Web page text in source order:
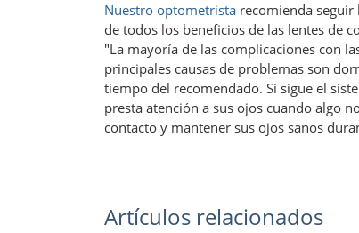
Nuestro optometrista recomienda
de todos los beneficios de las lentes de
"La mayoría de las complicaciones con
principales causas de problemas son
tiempo del recomendado. Si sigue el
presta atención a sus ojos cuando algo
contacto y mantener sus ojos sanos
Artículos relacionados